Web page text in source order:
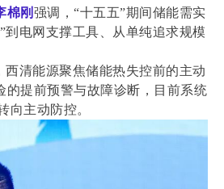
棉刚 强调，“十五五”期间储能需实
电网支撑工具、从单纯追求规模
清能源聚焦储能热失控前的主动
的提前预警与故障诊断，目前系统
向主动防控。